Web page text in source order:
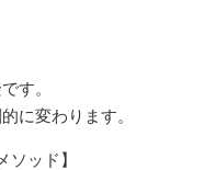
す。
に変わります。
ッド】